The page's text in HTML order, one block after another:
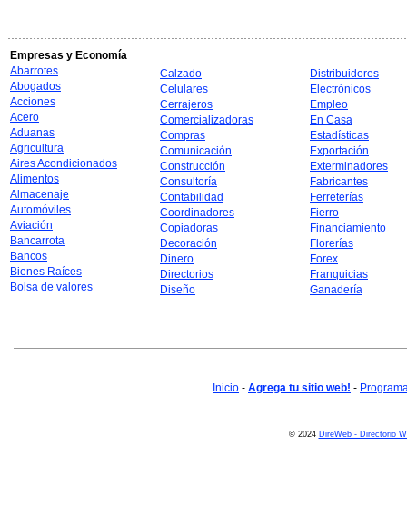
Empresas y Economía
Abarrotes
Abogados
Acciones
Acero
Aduanas
Agricultura
Aires Acondicionados
Alimentos
Almacenaje
Automóviles
Aviación
Bancarrota
Bancos
Bienes Raíces
Bolsa de valores
Calzado
Celulares
Cerrajeros
Comercializadoras
Compras
Comunicación
Construcción
Consultoría
Contabilidad
Coordinadores
Copiadoras
Decoración
Dinero
Directorios
Diseño
Distribuidores
Electrónicos
Empleo
En Casa
Estadísticas
Exportación
Exterminadores
Fabricantes
Ferreterías
Fierro
Financiamiento
Florerías
Forex
Franquicias
Ganadería
Inicio - Agrega tu sitio web! -
© 2024 DireWeb - Directorio